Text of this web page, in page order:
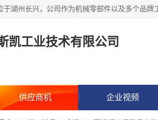
凯工业技术有限公司
供应商机 企业视频